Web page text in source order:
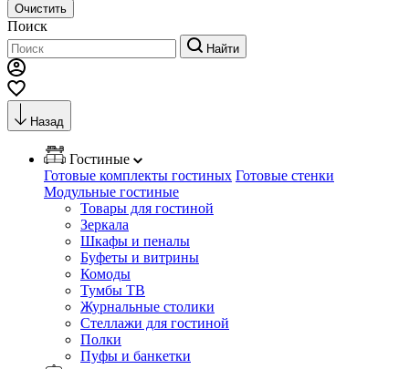
Очистить
Поиск
Найти
Назад
Гостиные
Готовые комплекты гостиных Готовые стенки
Модульные гостиные
Товары для гостиной
Зеркала
Шкафы и пеналы
Буфеты и витрины
Комоды
Тумбы ТВ
Журнальные столики
Стеллажи для гостиной
Полки
Пуфы и банкетки